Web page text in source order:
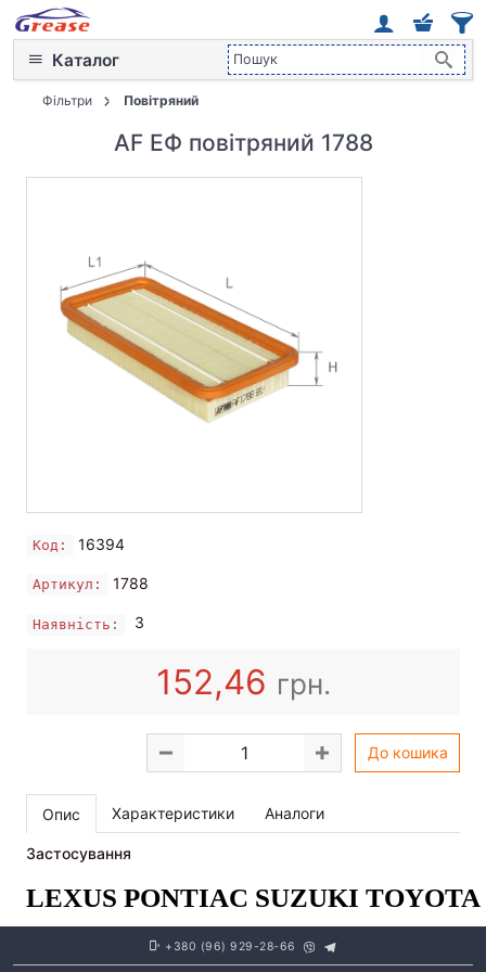
Каталог
Фільтри Повітряний
AF ЕФ повітряний 1788
Код: 16394
Артикул: 1788
Наявність: 3
152,46 грн.
До кошика
Опис Характеристики Аналоги
Застосування
LEXUS PONTIAC SUZUKI TOYOTA
+380 (96) 929-28-66